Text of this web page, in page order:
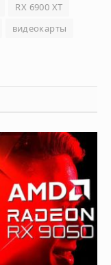
RX 6900 XT
видеокарты